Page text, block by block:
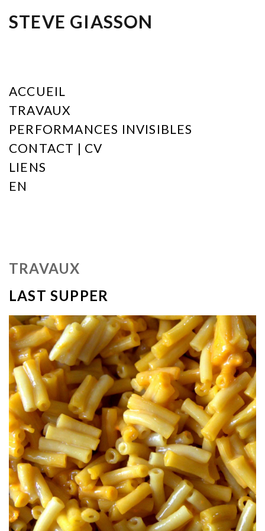
STEVE GIASSON
ACCUEIL
TRAVAUX
PERFORMANCES INVISIBLES
CONTACT | CV
LIENS
EN
TRAVAUX
LAST SUPPER